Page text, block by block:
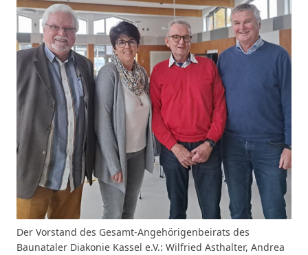
Der Vorstand des Gesamt-Angehörigenbeirats des
Baunataler Diakonie Kassel e.V.: Wilfried Asthalter, Andrea